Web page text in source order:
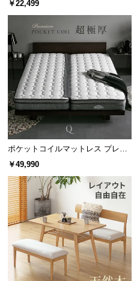
い
様
サ
ポ
ー
ト
お
知
ら
￥22,499
ポケットコイルマットレス プレミ
アム 超極厚 厚さ25cm Q
￥49,990